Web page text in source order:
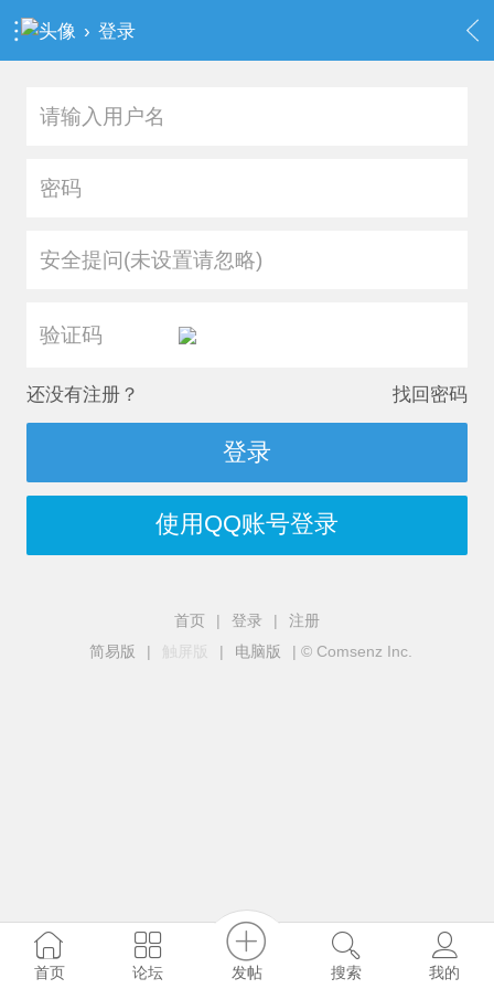
› 登录
安全提问(未设置请忽略)
还没有注册？ 找回密码
登录
使用QQ账号登录
首页 | 登录 |
注册
简易版
| 触屏版 | 电脑版 | © Comsenz Inc.
首页 论坛 发帖 搜索 我的